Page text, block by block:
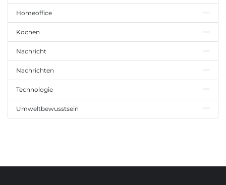
Homeoffice
Kochen
Nachricht
Nachrichten
Technologie
Umweltbewusstsein